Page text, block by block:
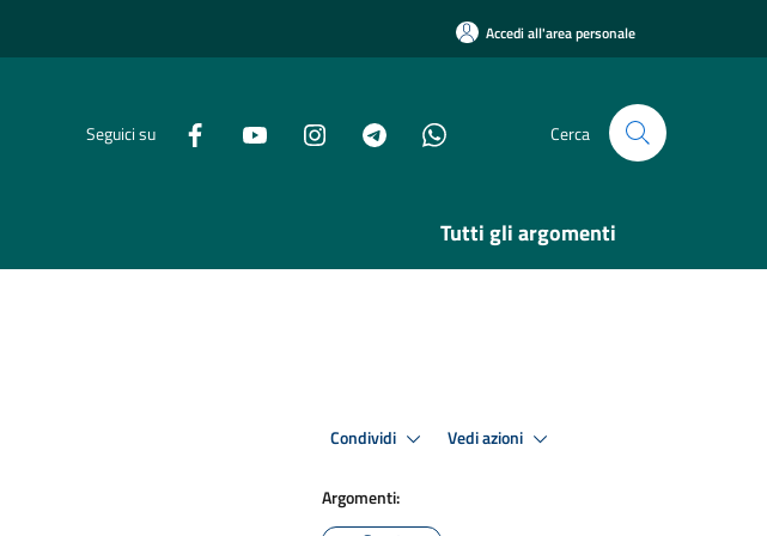
Accedi all'area personale
Seguici su Cerca
Tutti gli argomenti
Condividi Vedi azioni
Argomenti: